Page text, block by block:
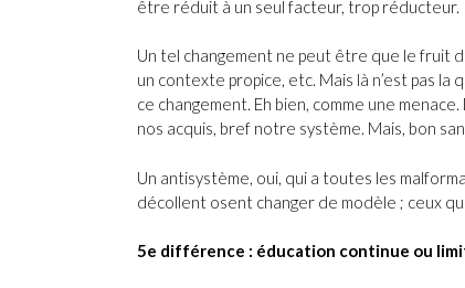
être réduit à un seul facteur, trop réducteur.
Un tel changement ne peut être que le fruit
un contexte propice, etc. Mais là n’est pas
ce changement. Eh bien, comme une
nos acquis, bref notre système. Mais, bon
Un antisystème, oui, qui a toutes les
décollent osent changer de modèle ; ceux
5e différence : éducation continue ou